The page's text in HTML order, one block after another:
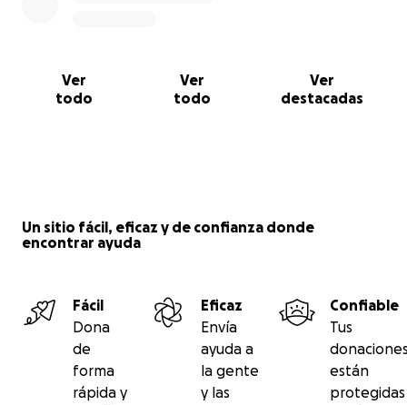
Ver
todo
Ver
todo
Ver
destacadas
Un sitio fácil, eficaz y de confianza donde
encontrar ayuda
Fácil
Dona
de
forma
rápida y
Eficaz
Envía
ayuda a
la gente
y las
Confiable
Tus
están
protegidas